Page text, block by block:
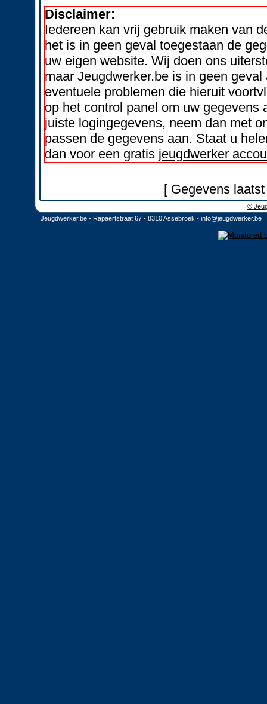
Disclaimer:
Iedereen kan vrij gebruik maken van
het is in geen geval toegestaan de
uw eigen website. Wij doen ons
maar Jeugdwerker.be is in geen
eventuele problemen die hieruit
op het control panel om uw
juiste logingegevens, neem dan met
passen de gegevens aan. Staat u
dan voor een gratis jeugdwerker
[ Gegevens
©
Jeugdwerker.be - Rapaertstraat 67 - 8310 Assebroek - info@jeugdwerker.be